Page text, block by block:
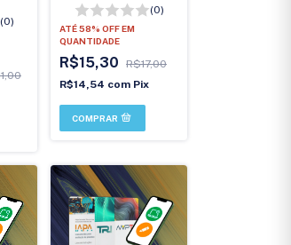
(0)
(0)
ATÉ 58% OFFEM
QUANTIDADE
R$15,30
R$17,00
R$14,54 com Pix